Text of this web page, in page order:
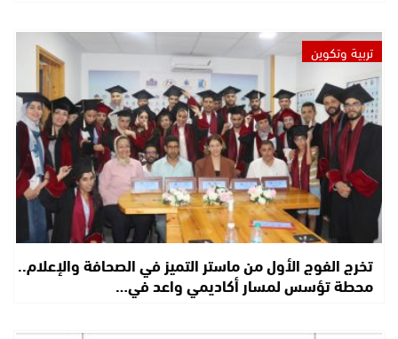
تربية وتكوين
تخرج الفوج الأول من ماستر التميز في الصحافة والإعلام..
محطة تؤسس لمسار أكاديمي واعد في…